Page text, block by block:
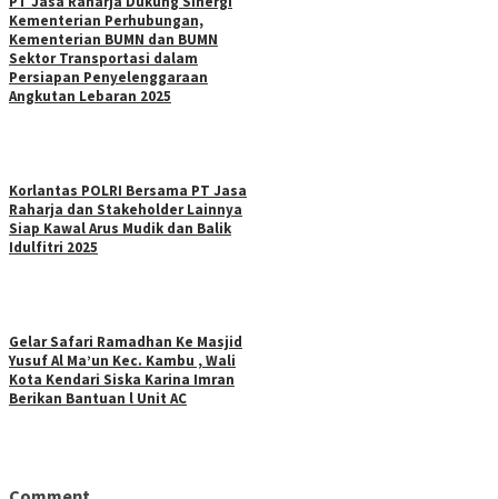
Kementerian Perhubungan,
Kementerian BUMN dan BUMN
Sektor Transportasi dalam
Persiapan Penyelenggaraan
Angkutan Lebaran 2025
Korlantas POLRI Bersama PT Jasa
Raharja dan Stakeholder Lainnya
Siap Kawal Arus Mudik dan Balik
Idulfitri 2025
Gelar Safari Ramadhan Ke Masjid
Yusuf Al Ma’un Kec. Kambu , Wali
Kota Kendari Siska Karina Imran
Berikan Bantuan l Unit AC